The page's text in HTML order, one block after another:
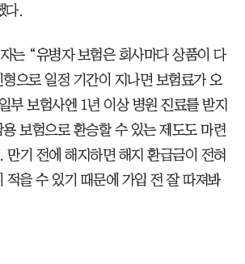
다.
는 “유병자 보험은 회사마다 상품이 다
으로 일정 기간이 지나면 보험료가 오
부 보험사엔 1년 이상 병원 진료를 받지
보험으로 환승할 수 있는 제도도 마련
만기 전에 해지하면 해지 환급금이 전혀
적을 수 있기 때문에 가입 전 잘 따져봐